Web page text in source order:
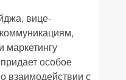
вице-
маркетингу
особое
взаимодействии с